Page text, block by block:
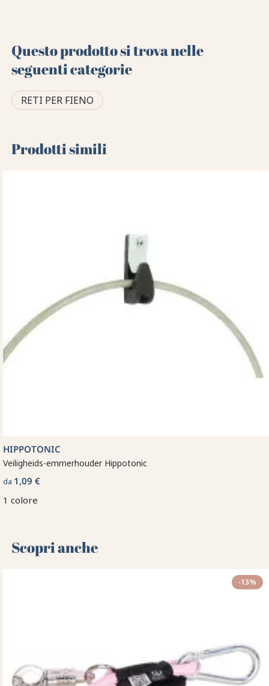
Questo prodotto si trova nelle
seguenti categorie
RETI PER FIENO
Prodotti simili
HIPPOTONIC
Veiligheids-emmerhouder Hippotonic
da 1,09 €
1 colore
Scopri anche 🌻
-13%